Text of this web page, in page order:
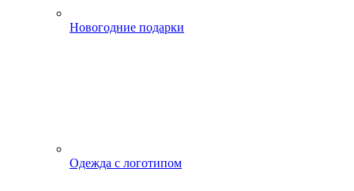
Новогодние подарки
Одежда с логотипом